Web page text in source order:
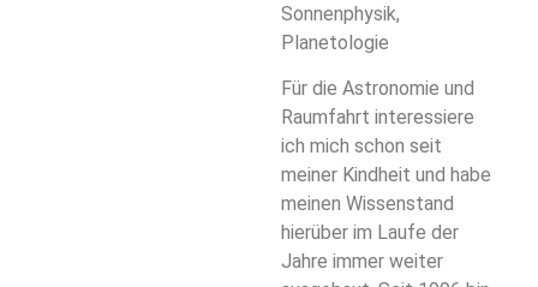
Sonnenphysik,
Planetologie
Für die Astronomie und
Raumfahrt interessiere
ich mich schon seit
meiner Kindheit und habe
meinen Wissenstand
hierüber im Laufe der
Jahre immer weiter